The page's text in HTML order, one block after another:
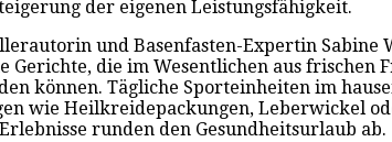
der eigenen Leistungsfähigkeit.
und Basenfasten-Expertin
die im Wesentlichen aus frischen
können. Tägliche Sporteinheiten im
wie Heilkreidepackungen, Leberwickel
runden den Gesundheitsurlaub ab.